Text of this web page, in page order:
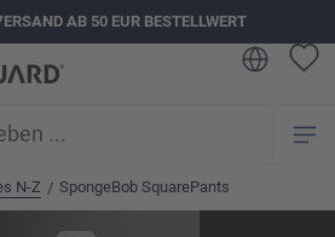
AB 50 EUR BESTELLWERT
N-Z / SpongeBob SquarePants